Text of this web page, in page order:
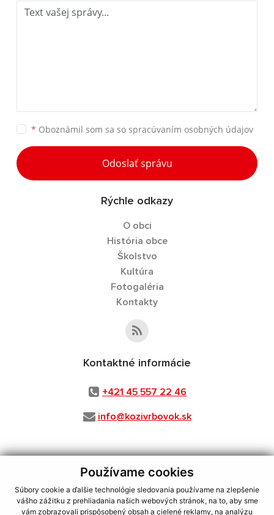
Používame cookies
Súbory cookie a ďalšie technológie sledovania používame na zlepšenie
vášho zážitku z prehliadania našich webových stránok, na to, aby sme
vám zobrazovali prispôsobený obsah a cielené reklamy, na analýzu
* Oboznámil som sa so spracúvaním osobných údajov
Odoslať správu
Rýchle odkazy
O obci
História obce
Školstvo
Kultúra
Fotogaléria
Kontakty
Kontaktné informácie
+421 45 557 22 46
info@kozivrbovok.sk
využite možnosť získavania aktuálnych informácií s využitím RSS
CMS systém (redakčný) systém ECHELON 2,
Mapa stránok web portál
webhosting, webex.digital, s.r.o.,domény,registrácia domény,
spoločnosť webex.digital, s.r.o.,technický prevádzkovateľ